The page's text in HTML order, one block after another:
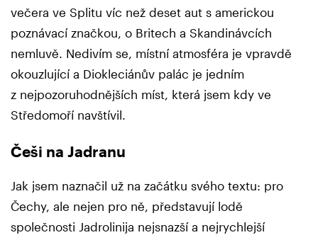
večera ve Splitu víc než deset aut s americkou
poznávací značkou, o Britech a Skandinávcích
nemluvě. Nedivím se, místní atmosféra je vpravdě
okouzlující a Diokleciánův palác je jedním
z nejpozoruhodnějších míst, která jsem kdy ve
Středomoří navštívil.
Češi na Jadranu
Jak jsem naznačil už na začátku svého textu: pro
Čechy, ale nejen pro ně, představují lodě
společnosti Jadrolinija nejsnazší a nejrychlejší